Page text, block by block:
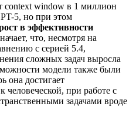
context window в 1 миллион
5, но при этом
в эффективности
что, несмотря на
с серией 5.4,
сложных задач выросла
модели также были
она достигает
человеческой, при работе с
задачами вроде